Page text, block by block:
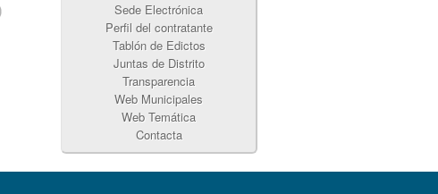
Sede Electrónica
Perfil del contratante
Tablón de Edictos
Juntas de Distrito
Transparencia
Web Municipales
Web Temática
Contacta